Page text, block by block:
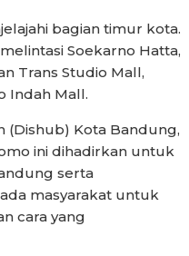
bagian timur kota.
Soekarno Hatta,
Trans Studio Mall,
Indah Mall.
(Dishub) Kota Bandung,
ini dihadirkan untuk
serta
masyarakat untuk
cara yang